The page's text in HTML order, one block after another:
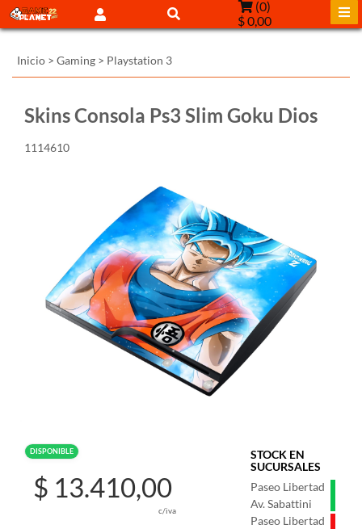
(0)
$ 0,00
Inicio > Gaming > Playstation 3
Skins Consola Ps3 Slim Goku Dios
1114610
DISPONIBLE
STOCK EN
SUCURSALES
Paseo Libertad
Av. Sabattini
Paseo Libertad
$ 13.410,00
c/iva